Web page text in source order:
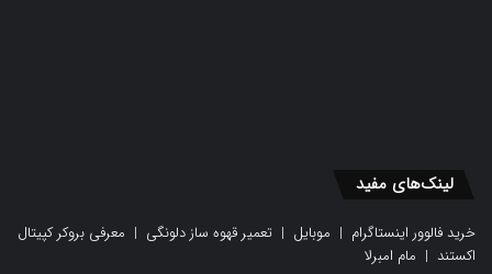
لینک‌های مفید
خرید فالوور اینستاگرام | موبایل | تعمیر قهوه ساز دلونگی | معرفی بروکر کپیتال
اکستند | مام امبرلا